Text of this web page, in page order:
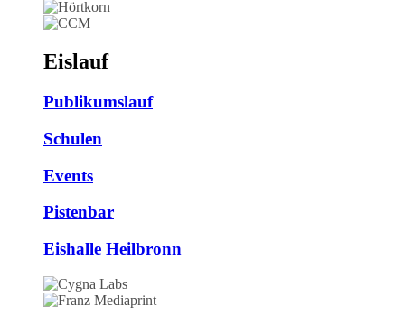
Eislauf
Publikumslauf
Schulen
Events
Pistenbar
Eishalle Heilbronn